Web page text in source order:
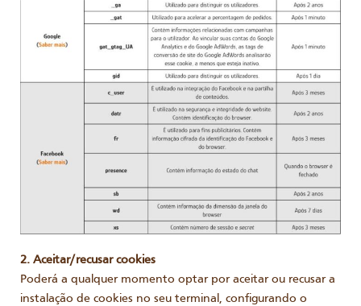
2. Aceitar/recusar cookies
Poderá a qualquer momento optar por aceitar ou recusar a
instalação de cookies no seu terminal, configurando o